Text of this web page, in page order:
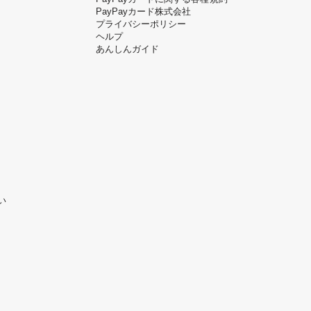
PayPayカード株式会社
プライバシーポリシー
ヘルプ
あんしんガイド